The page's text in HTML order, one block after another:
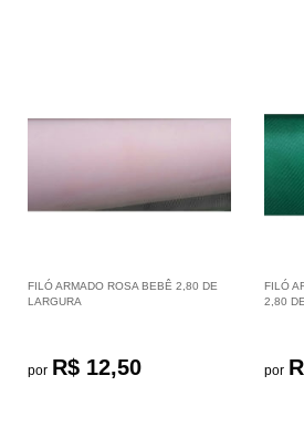
FILÓ ARMADO ROSA BEBÊ 2,80 DE
LARGURA
por R$ 12,50
FILÓ
2,80
por